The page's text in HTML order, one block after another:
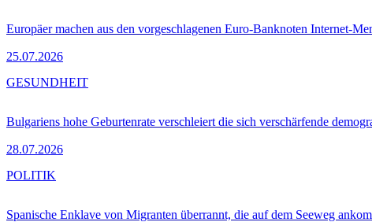
Europäer machen aus den vorgeschlagenen Euro-Banknoten Internet-
25.07.2026
Bulgariens hohe Geburtenrate verschleiert die sich verschärfende
28.07.2026
GESUNDHEIT
Spanische Enklave von Migranten überrannt, die auf dem Seeweg
POLITIK